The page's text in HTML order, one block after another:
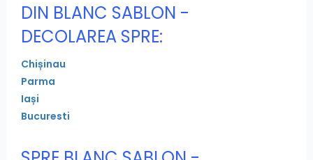
DIN BLANC SABLON -
DECOLAREA SPRE:
Chișinau
Parma
Iași
Bucuresti